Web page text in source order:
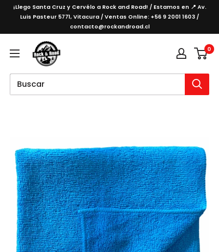
directamente
¡Llego Santa Cruz y Cervélo a Rock and Road! / Estamos en 📍 Av.
Luis Pasteur 5771, Vitacura / Ventas Online: +56 9 2001 1603 /
contacto@rockandroad.cl
Rockandroad 0